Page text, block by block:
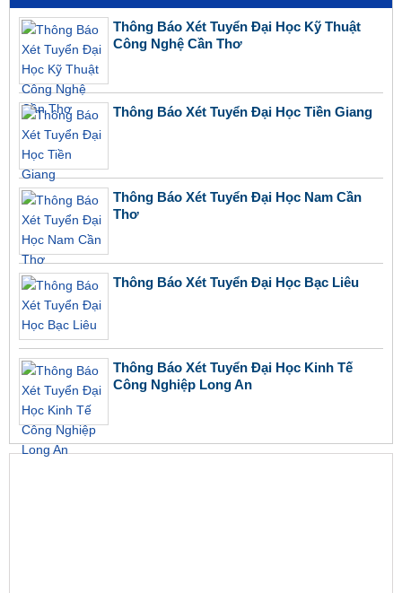
Thông Báo Xét Tuyển Đại Học Kỹ Thuật
Công Nghệ Cần Thơ
Thông Báo Xét Tuyển Đại Học Tiền Giang
Thông Báo Xét Tuyển Đại Học Nam Cần
Thơ
Thông Báo Xét Tuyển Đại Học Bạc Liêu
Thông Báo Xét Tuyển Đại Học Kinh Tế
Công Nghiệp Long An